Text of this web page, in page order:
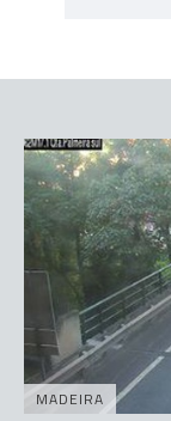
MADEIRA